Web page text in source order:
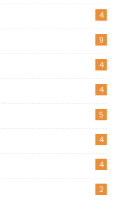
4
9
4
4
5
4
4
2